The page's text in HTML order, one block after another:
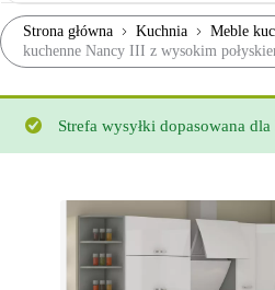
Strona główna Kuchnia Meble
kuchenne Nancy III z wysokim
Strefa wysyłki dopasowana